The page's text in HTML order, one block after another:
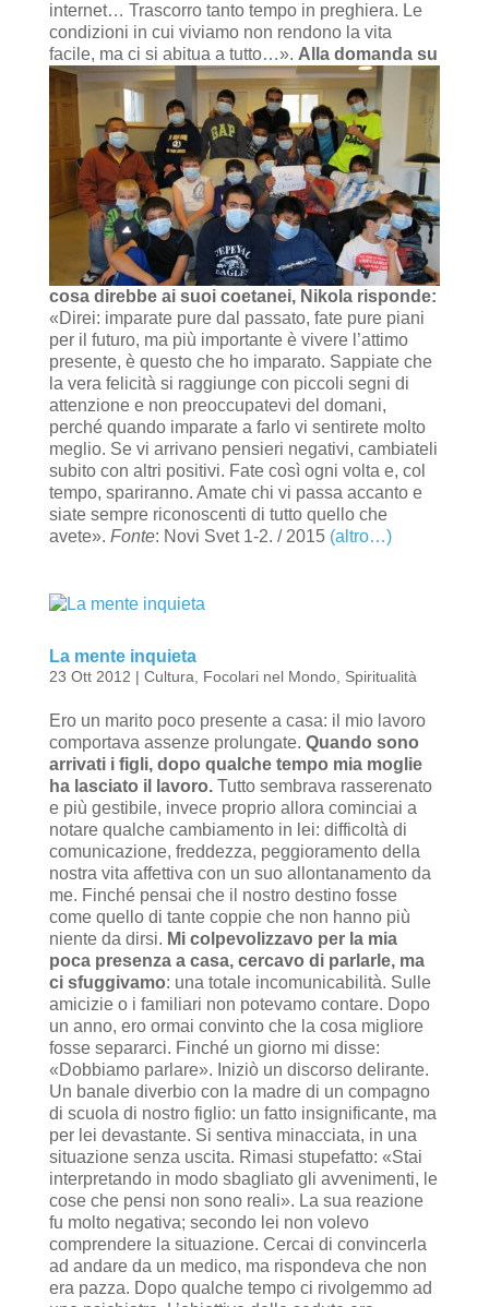
internet… Trascorro tanto tempo in preghiera. Le
condizioni in cui viviamo non rendono la vita
facile, ma ci si abitua a tutto…». Alla domanda su
cosa direbbe ai suoi coetanei, Nikola risponde:
«Direi: imparate pure dal passato, fate pure piani
per il futuro, ma più importante è vivere l’attimo
presente, è questo che ho imparato. Sappiate che
la vera felicità si raggiunge con piccoli segni di
attenzione e non preoccupatevi del domani,
perché quando imparate a farlo vi sentirete molto
meglio. Se vi arrivano pensieri negativi, cambiateli
subito con altri positivi. Fate così ogni volta e, col
tempo, spariranno. Amate chi vi passa accanto e
siate sempre riconoscenti di tutto quello che
avete». Fonte: Novi Svet 1-2. / 2015 (altro…)
La mente inquieta
23 Ott 2012 | Cultura Focolari nel Mondo, Spiritualità
Ero un marito poco presente a casa: il mio lavoro
comportava assenze prolungate. Quando sono
arrivati i figli, dopo qualche tempo mia moglie
ha lasciato il lavoro.Tutto sembrava rasserenato
e più gestibile, invece proprio allora cominciai a
notare qualche cambiamento in lei: difficoltà di
comunicazione, freddezza, peggioramento della
nostra vita affettiva con un suo allontanamento da
me. Finché pensai che il nostro destino fosse
come quello di tante coppie che non hanno più
niente da dirsi. Mi colpevolizzavo per la mia
poca presenza a casa, cercavo di parlarle, ma
ci sfuggivamo: una totale incomunicabilità. Sulle
amicizie o i familiari non potevamo contare. Dopo
un anno, ero ormai convinto che la cosa migliore
fosse separarci. Finché un giorno mi disse:
«Dobbiamo parlare». Iniziò un discorso delirante.
Un banale diverbio con la madre di un compagno
di scuola di nostro figlio: un fatto insignificante, ma
per lei devastante. Si sentiva minacciata, in una
situazione senza uscita. Rimasi stupefatto: «Stai
interpretando in modo sbagliato gli avvenimenti, le
cose che pensi non sono reali». La sua reazione
fu molto negativa; secondo lei non volevo
comprendere la situazione. Cercai di convincerla
ad andare da un medico, ma rispondeva che non
era pazza. Dopo qualche tempo ci rivolgemmo ad